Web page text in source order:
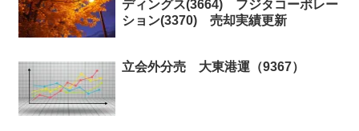
ディングス(3664) フジタコーポレー
ション(3370) 売却実績更新
立会外分売 大東港運（9367）